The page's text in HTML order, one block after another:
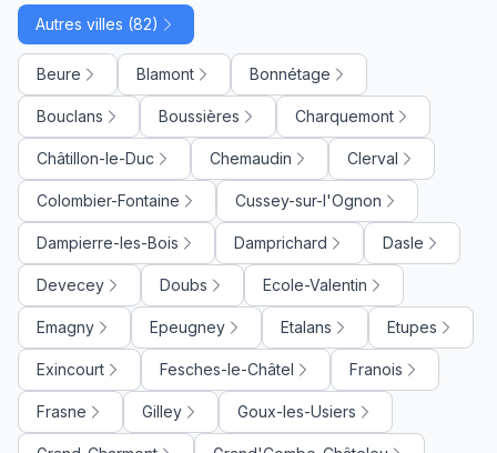
Autres villes (82)
Beure Blamont Bonnétage
Bouclans Boussières Charquemont
Châtillon-le-Duc Chemaudin Clerval
Colombier-Fontaine Cussey-sur-l'Ognon
Dampierre-les-Bois Damprichard Dasle
Devecey Doubs Ecole-Valentin
Emagny Epeugney Etalans Etupes
Exincourt Fesches-le-Châtel Franois
Frasne Gilley Goux-les-Usiers